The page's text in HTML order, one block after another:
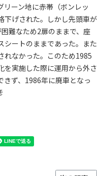
リーン地に赤帯（ボンレッ
下げされた。しかし先頭車が
難なため2扉のままで、座
シートのままであった。また
れなかった。このため1985
を実施した際に運用から外さ
きず、1986年に廃車となっ